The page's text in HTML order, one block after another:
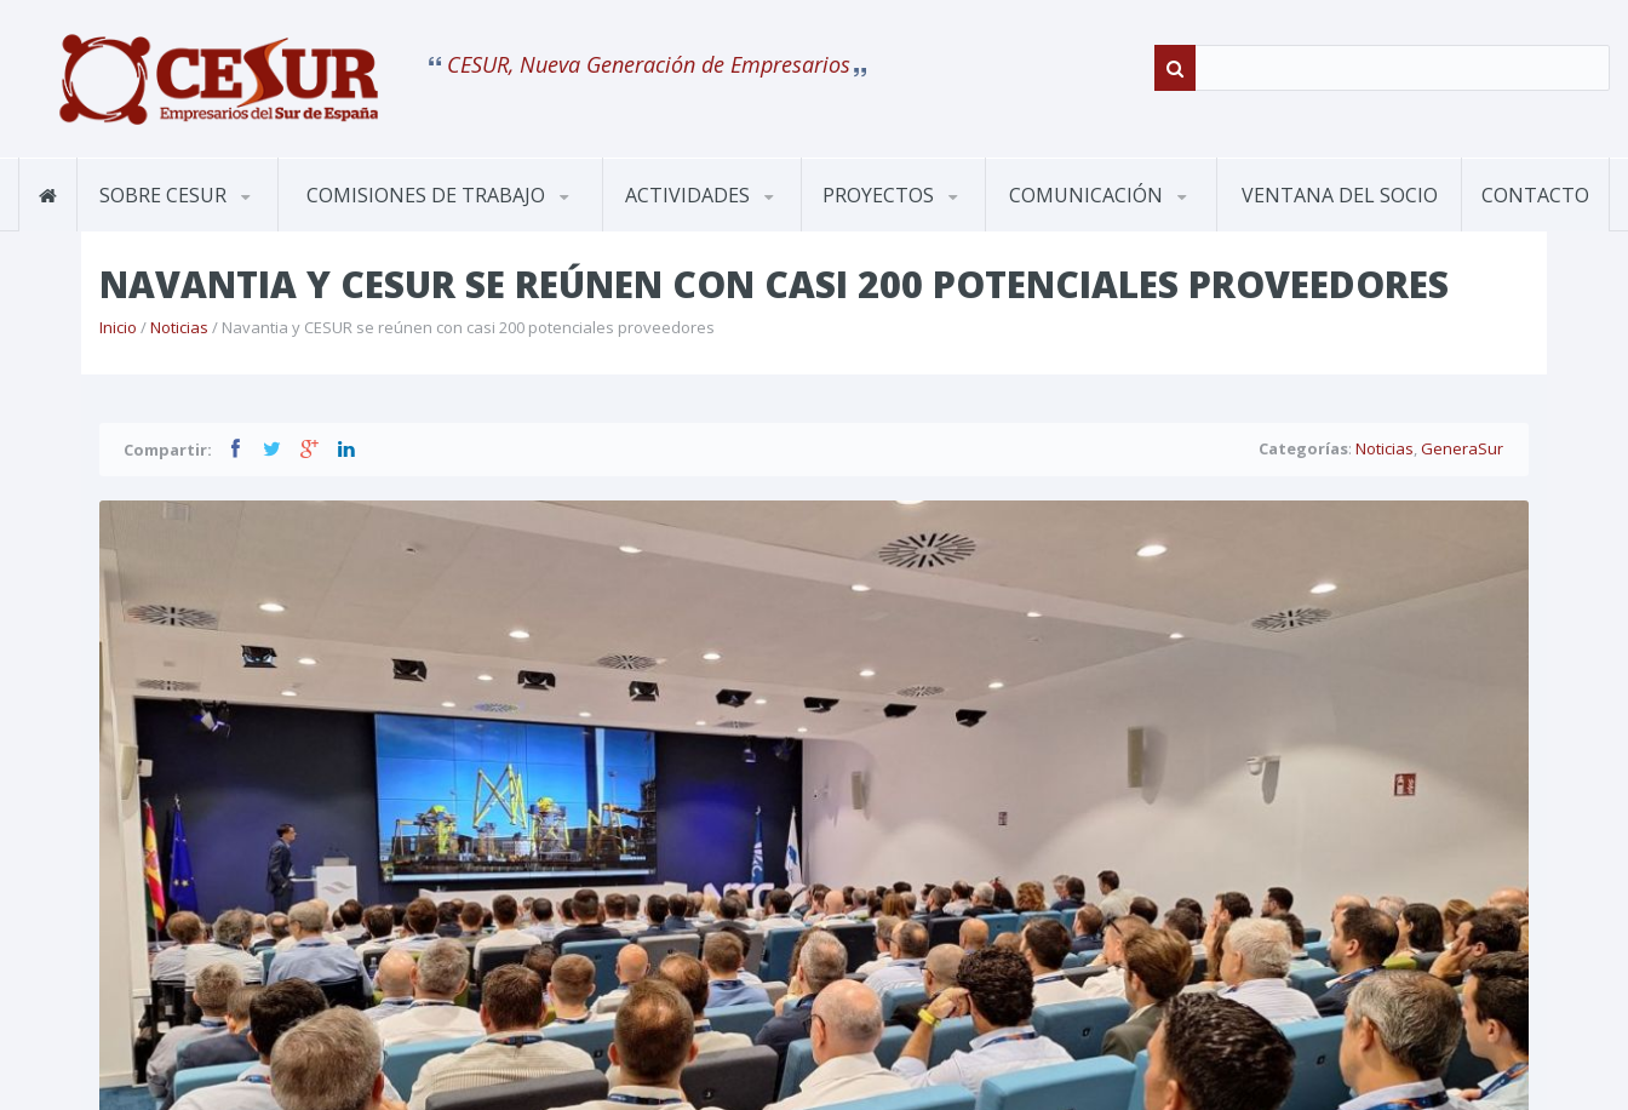
CESUR, Nueva Generación de Empresarios
SOBRE CESUR COMISIONES DE TRABAJO ACTIVIDADES PROYECTOS COMUNICACIÓN VENTANA DEL SOCIO CONTACTO
NAVANTIA Y CESUR SE REÚNEN CON CASI 200 POTENCIALES PROVEEDORES
Inicio /Noticias / Navantia y CESUR se reúnen con casi 200 potenciales proveedores
Compartir: Categorías:Noticias,GeneraSur